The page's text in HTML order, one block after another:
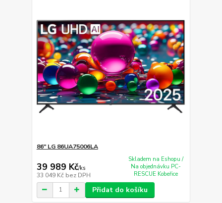
86" LG 86UA75006LA
39 989 Kč/ks
33 049 Kč bez DPH
Skladem na Eshopu /
Na objednávku PC-
RESCUE Kobeřice
Přidat do košíku